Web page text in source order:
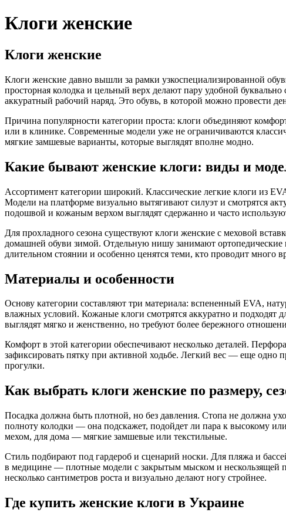
Клоги женские
Клоги женские
Клоги женские давно вышли за рамки узкоспециализированной
просторная колодка и цельный верх делают пару удобной
аккуратный рабочий наряд. Это обувь, в которой можно провести
Причина популярности категории проста: клоги объединяют
или в клинике. Современные модели уже не ограничиваются
мягкие замшевые варианты, которые выглядят вполне модно.
Какие бывают женские клоги: виды и
Ассортимент категории широкий. Классические легкие клоги из
Модели на платформе визуально вытягивают силуэт и смотрятся
подошвой и кожаным верхом выглядят сдержанно и часто
Для прохладного сезона существуют клоги женские с меховой
домашней обуви зимой. Отдельную нишу занимают ортопедические
длительном стоянии и особенно ценятся теми, кто проводит много
Материалы и особенности
Основу категории составляют три материала: вспененный EVA,
влажных условий. Кожаные клоги смотрятся аккуратно и подходят
выглядят мягко и женственно, но требуют более бережного
Комфорт в этой категории обеспечивают несколько деталей.
зафиксировать пятку при активной ходьбе. Легкий вес — еще одно
прогулки.
Как выбрать клоги женские по размеру,
Посадка должна быть плотной, но без давления. Стопа не должна
полноту колодки — она подскажет, подойдет ли пара к высокому
мехом, для дома — мягкие замшевые или текстильные.
Стиль подбирают под гардероб и сценарий носки. Для пляжа и
в медицине — плотные модели с закрытым мыском и нескользящей
несколько сантиметров роста и визуально делают ногу стройнее.
Где купить женские клоги в Украине